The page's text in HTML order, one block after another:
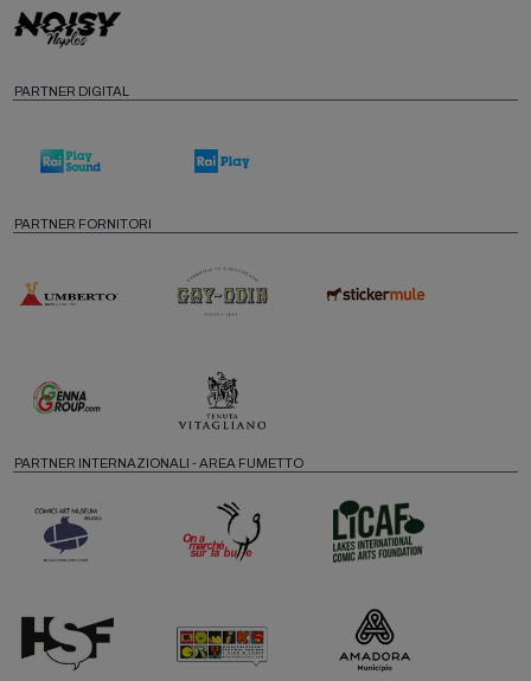
PARTNER DIGITAL
PARTNER FORNITORI
PARTNER INTERNAZIONALI - AREA FUMETTO